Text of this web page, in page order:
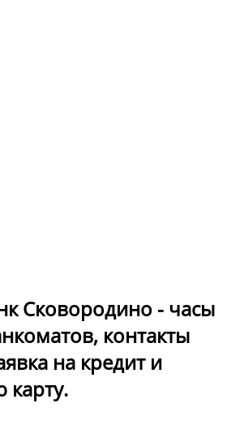
Сковородино - часы
контакты
на кредит и
карту.